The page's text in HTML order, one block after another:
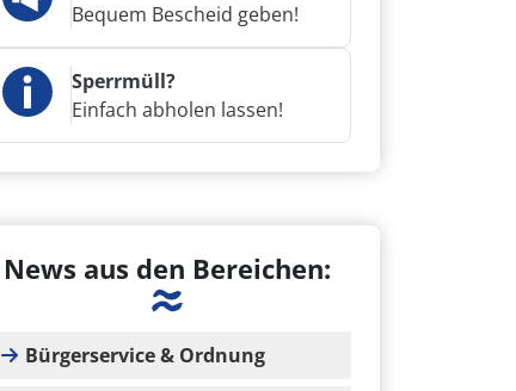
Bequem Bescheid geben!
Sperrmüll?
Einfach abholen lassen!
News aus den Bereichen:
Bürgerservice & Ordnung